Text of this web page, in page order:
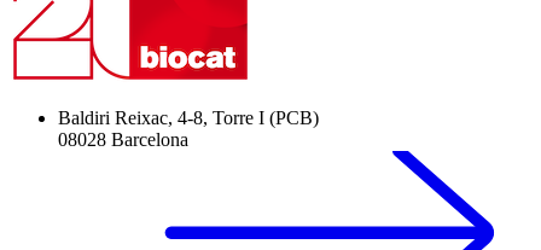
Baldiri Reixac, 4-8, Torre I (PCB)
08028 Barcelona